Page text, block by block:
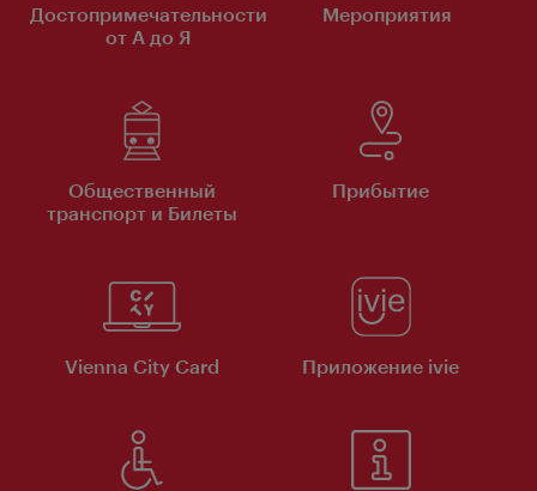
Достопримечательности
от А до Я
Мероприятия
Общественный
транспорт и Билеты
Прибытие
Vienna City Card Приложение ivie